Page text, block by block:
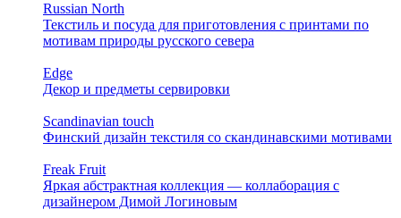
Russian North
Текстиль и посуда для приготовления с принтами по
мотивам природы русского севера
Edge
Декор и предметы сервировки
Scandinavian touch
Финский дизайн текстиля со скандинавскими мотивами
Freak Fruit
Яркая абстрактная коллекция — коллаборация с
дизайнером Димой Логиновым